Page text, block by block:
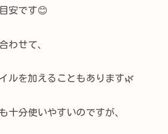
安です😊
わせて、
ルを加えることもあります🌿
十分使いやすいのですが、